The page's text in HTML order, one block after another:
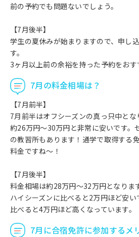
前の予約でも問題ないでしょう。
【7月後半】
学生の夏休みが始まりますので、申し
す。
3ヶ月以上前の余裕を持った予約をおす
7月の料金相場は？
【7月前半】
7月前半はオフシーズンの真っ只中と
約26万円～30万円と非常に安いです。
の教習所もあります！通学で取得する
料金ですね～！
【7月後半】
料金相場は約28万円～32万円となります
ハイシーズンに比べると2万円ほど安
比べると4万円ほど高くなっています。
7月に合宿免許に参加するメ